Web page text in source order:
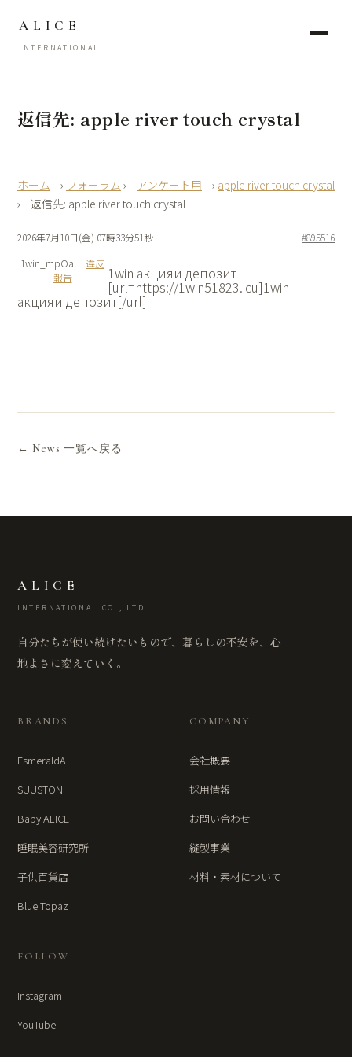
ALICE
INTERNATIONAL
返信先: apple river touch crystal
› フォーラム › アンケート用 › apple river touch crystal
›
返信先: apple river touch crystal
2026年7月10日(金) 07時33分51秒
#895516
1win_mpOa
違反
報告
1win акцияи депозит
[url=https://1win51823.icu]1win
акцияи депозит[/url]
← News 一覧へ戻る
ALICE
INTERNATIONAL CO., LTD
自分たちが使い続けたいもので、暮らしの不安を、心
地よさに変えていく。
BRANDS
EsmeraldA
SUUSTON
Baby ALICE
睡眠美容研究所
子供百貨店
Blue Topaz
COMPANY
会社概要
採用情報
お問い合わせ
縫製事業
材料・素材について
FOLLOW
Instagram
YouTube